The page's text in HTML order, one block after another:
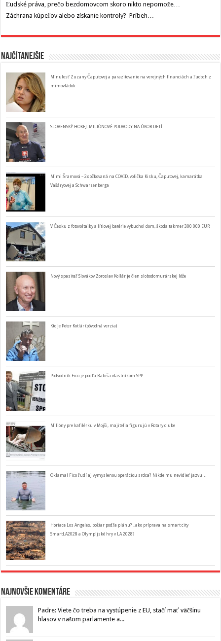
Ľudské práva, prečo bezdomovcom skoro nikto nepomože…
Záchrana kúpeľov alebo získanie kontroly? Príbeh…
Najčítanejšie
Minulosť Zuzany Čaputovej a parazitovanie na verejných financiách a ľudoch z
mimovládok
SLOVENSKÝ HOKEJ: MILIÓNOVÉ PODVODY NA ÚKOR DETÍ
Mimi Šramová – 2x očkovaná na COVID, volička Kisku, Čaputovej, kamarátka
Vašáryovej a Schwarzenberga
V Česku z fotovoltaiky a lítiovej batérie vybuchol dom, škoda takmer 300 000 EUR
Nový spasiteľ Slovákov Zoroslav Kollár je člen slobodomurárskej lóže
Kto je Peter Kotlár (pôvodná verzia)
Podvodník Fico je podľa Babiša vlastníkom SPP
Milióny pre kafilérku v Mojši, majitelia figurujú v Rotary clube
Oklamal Fico ľudí aj vymyslenou operáciou srdca? Nikde mu nevidieť jazvu…
Horiace Los Angeles, požiar podľa plánu? ..ako príprava na smart city
SmartLA2028 a Olympijské hry v LA 2028?
Najnovšie komentáre
Padre: Viete čo treba na vystúpenie z EU, stačí mať väčšinu
hlasov v našom parlamente a...